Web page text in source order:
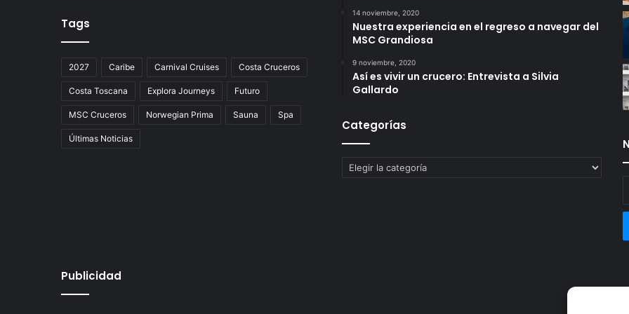
Tags
2027 Caribe Carnival Cruises Costa Cruceros
Costa Toscana Explora Journeys Futuro
MSC Cruceros Norwegian Prima Sauna Spa
Últimas Noticias
14 noviembre, 2020
Nuestra experiencia en el regreso a navegar del
MSC Grandiosa
9 noviembre, 2020
Así es vivir un crucero: Entrevista a Silvia
Gallardo
Categorías
Categorías
Publicidad